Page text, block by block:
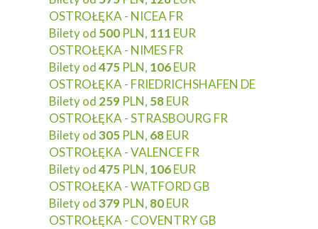
OSTROŁĘKA - NICEA FR
Bilety od 500 PLN, 111 EUR
OSTROŁĘKA - NIMES FR
Bilety od475 PLN, 106EUR
OSTROŁĘKA - FRIEDRICHSHAFEN DE
Bilety od 259 PLN, 58EUR
OSTROŁĘKA - STRASBOURG FR
Bilety od305 PLN, 68EUR
OSTROŁĘKA - VALENCE FR
Bilety od475 PLN, 106EUR
OSTROŁĘKA - WATFORD GB
Bilety od379 PLN, 80EUR
OSTROŁĘKA - COVENTRY GB